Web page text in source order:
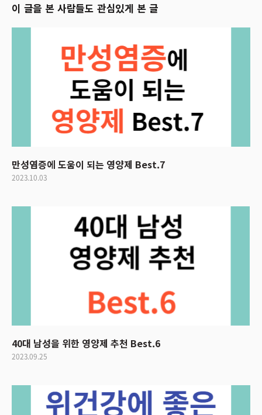
이 글을 본 사람들도 관심있게 본 글
만성염증에 도움이 되는 영양제 Best.7
2023.10.03
40대 남성을 위한 영양제 추천 Best.6
2023.09.25